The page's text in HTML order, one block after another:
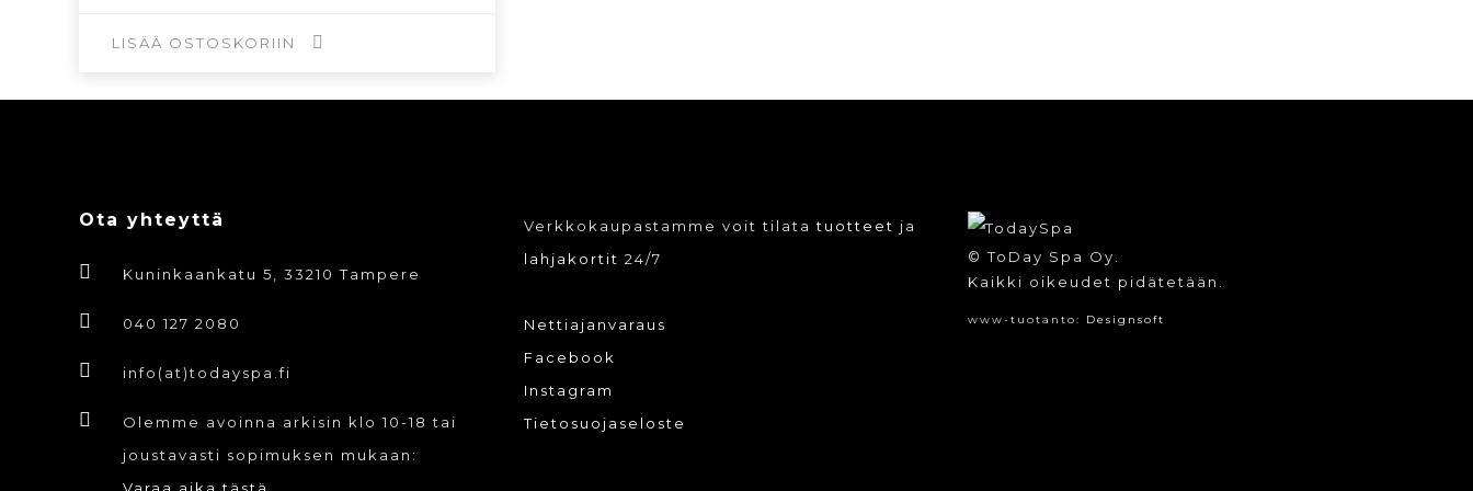
4,00€.2,00€.
LISÄÄ OSTOSKORIIN
Ota yhteyttä
Kuninkaankatu 5, 33210 Tampere
040 127 2080
info(at)todayspa.fi
Olemme avoinna arkisin klo 10-18 tai
joustavasti sopimuksen mukaan:
Verkkokaupastamme voit tilatatuotteet ja
lahjakortit 24/7
Nettiajanvaraus
Facebook
Instagram
Tietosuojaseloste
© ToDay Spa Oy.
Kaikki oikeudet pidätetään.
www-tuotanto: Designsoft